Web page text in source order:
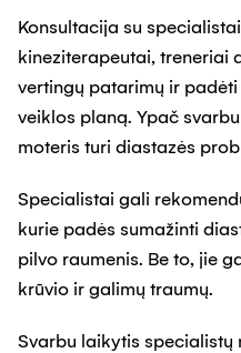
Konsultacija su
kineziterapeutai, treneriai
vertingų patarimų ir
veiklos planą. Ypač
moteris turi diastazės
Specialistai gali
kurie padės sumažinti
pilvo raumenis. Be to, jie
krūvio ir galimų traumų.
Svarbu laikytis